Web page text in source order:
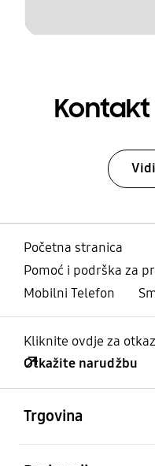
Početna stranica
Pomoć i podrška za
Mobilni Telefon
Kliknite ovdje za
Otkažite narudžbu
Trgovina